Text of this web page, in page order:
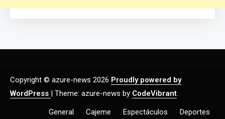
Copyright © azure-news 2026 Proudly powered by
WordPress | Theme: azure-news by CodeVibrant
General Cajeme Espectáculos Deportes